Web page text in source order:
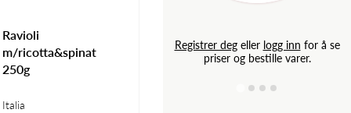
innfor å se
varer.
Registrer degeller logg inn for å se
priser og bestille varer.
Ravioli
m/ricotta&spinat
250g
Italia